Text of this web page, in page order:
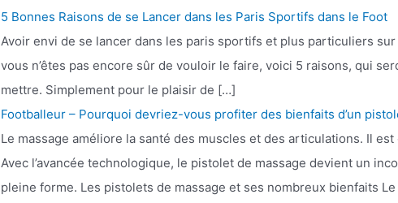
5 Bonnes Raisons de se Lancer dans les Paris Sportifs dans le Foot
Avoir envi de se lancer dans les paris sportifs et plus particuliers
vous n’êtes pas encore sûr de vouloir le faire, voici 5 raisons, qui
mettre. Simplement pour le plaisir de […]
Footballeur – Pourquoi devriez-vous profiter des bienfaits d’un
Le massage améliore la santé des muscles et des articulations. Il
Avec l’avancée technologique, le pistolet de massage devient un
pleine forme. Les pistolets de massage et ses nombreux bienfaits